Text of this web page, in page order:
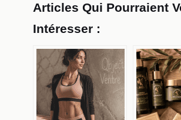
Articles Qui Pourraient
Intéresser :